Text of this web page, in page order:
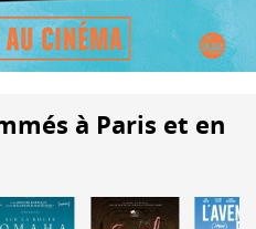
à Paris et en